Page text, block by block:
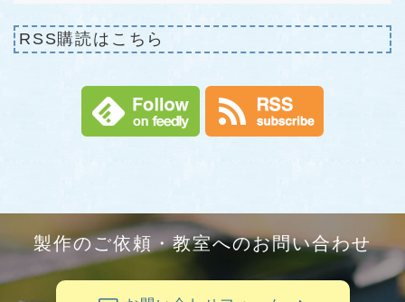
RSS購読はこちら
製作のご依頼・教室へのお問い合わせ